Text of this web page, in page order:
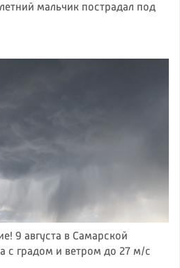
мальчик пострадал под
9 августа в Самарской
с градом и ветром до 27 м/с